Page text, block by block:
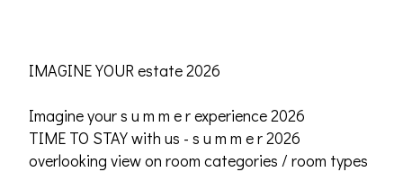
IMAGINE YOUR estate 2026
Imagine your s u m m e r experience 2026
TIME TO STAY with us - s u m m e r 2026
overlooking view on room categories / room types